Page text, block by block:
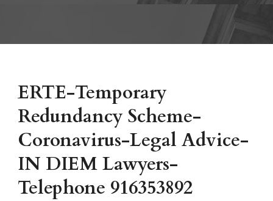
ERTE-Temporary
Redundancy Scheme-
Coronavirus-Legal Advice-
IN DIEM Lawyers-
Telephone 916353892